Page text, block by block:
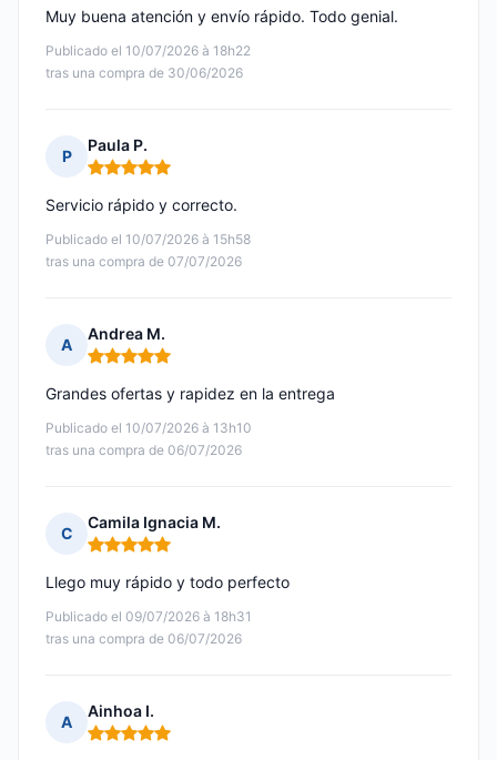
Publicado el 10/07/2026 à 18h22
tras una compra de 30/06/2026
Muy buena atención y envío rápido. Todo genial.
P
Paula P.
Nota: 5 de 5
Publicado el 10/07/2026 à 15h58
tras una compra de 07/07/2026
Servicio rápido y correcto.
A
Andrea M.
Nota: 5 de 5
Publicado el 10/07/2026 à 13h10
tras una compra de 06/07/2026
Grandes ofertas y rapidez en la entrega
C
Camila Ignacia M.
Nota: 5 de 5
Publicado el 09/07/2026 à 18h31
tras una compra de 06/07/2026
Llego muy rápido y todo perfecto
A
Ainhoa I.
Nota: 5 de 5